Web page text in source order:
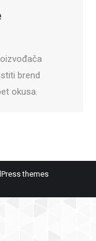
brend
okusa.
themes